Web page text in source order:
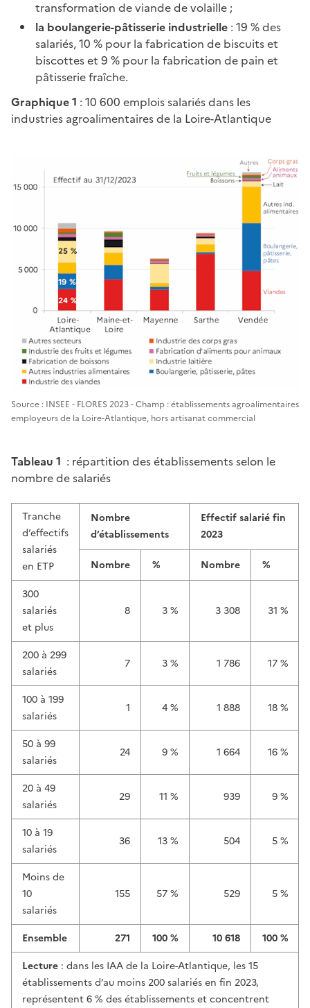
transformation de viande de volaille ;
la boulangerie-pâtisserie industrielle : 19 % des
salariés, 10 % pour la fabrication de biscuits et
biscottes et 9 % pour la fabrication de pain et
pâtisserie fraîche.
Graphique 1 : 10 600 emplois salariés dans les
industries agroalimentaires de la Loire-Atlantique
Source : INSEE - FLORES 2023 - Champ : établissements agroalimentaires
employeurs de la Loire-Atlantique, hors artisanat commercial
Tableau 1 : répartition des établissements selon le
nombre de salariés
Tranche
d’effectifs
salariés
en ETP
Nombre
d’établissements
Effectif salarié fin
2023
Nombre % Nombre
%
300
salariés
et plus
8 3 % 3 308 31 %
200 à 299
salariés
7 3 % 1 786 17 %
100 à 199
salariés
1 4 % 1 888 18 %
50 à 99
salariés
24 9 % 1 664 16 %
20 à 49
salariés
29 11 % 939 9 %
10 à 19
salariés
36 13 % 504 5 %
Moins de
10
salariés
155 57 % 529 5 %
Ensemble 271 100 % 10 618
100 %
Lecture : dans les IAA de la Loire-Atlantique, les 15
établissements d’au moins 200 salariés en fin 2023,
représentent 6 % des établissements et concentrent